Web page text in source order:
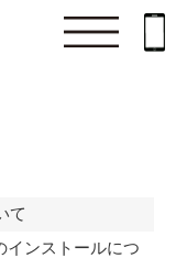
て
インストールにつ